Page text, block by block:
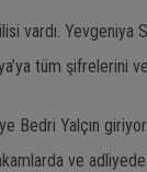
vardı. Yevgeniya
tüm şifrelerini
Bedri Yalçın giriyor.
ve